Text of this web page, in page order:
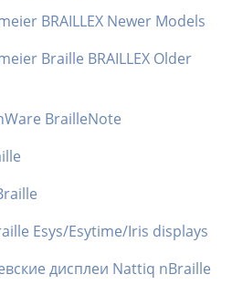
BRAILLEX Newer Models
Braille BRAILLEX Older
BrailleNote
Esys/Esytime/Iris displays
дисплеи Nattiq nBraille